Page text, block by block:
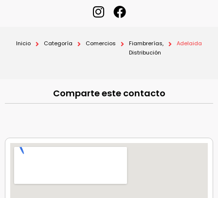
Inicio Categoría Comercios
Fiambrerías,
Distribución
Adelaida
Comparte este contacto